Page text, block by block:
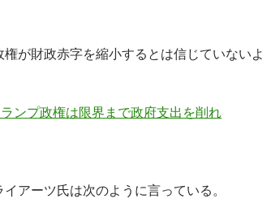
が財政赤字を縮小するとは信じていないよ
ンプ政権は限界まで政府支出を削れ
アーツ氏は次のように言っている。